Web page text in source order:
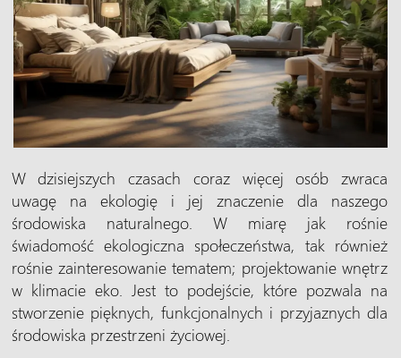
W dzisiejszych czasach coraz więcej osób zwraca
uwagę na ekologię i jej znaczenie dla naszego
środowiska naturalnego. W miarę jak rośnie
świadomość ekologiczna społeczeństwa, tak również
rośnie zainteresowanie tematem; projektowanie wnętrz
w klimacie eko. Jest to podejście, które pozwala na
stworzenie pięknych, funkcjonalnych i przyjaznych dla
środowiska przestrzeni życiowej.